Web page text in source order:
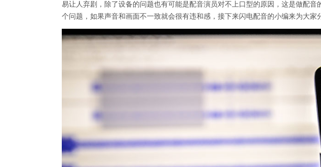
易让人弃剧，除了设备的问题也有可能是配音演员对不上口型的原因，这是做配音
个问题，如果声音和画面不一致就会很有违和感，接下来闪电配音的小编来为大家